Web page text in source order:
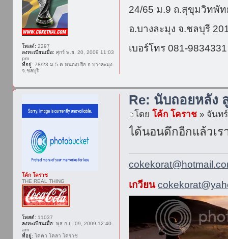
24/65 ม.9 ถ.สุขุมวิทพั
อ.บางละมุง จ.ชลบุรี
เบอร์โทร 081-
โพสต์: 2297
ลงทะเบียนเมื่อ: ศุกร์ พ.ย. 20, 2009 11:03
pm
ที่อยู่: 78/23 ม.5 ต.หนองปรือ อ.บางละมุง
จ.ชลบุรี
Re: นับถอยหลัง
โดยโค้ก โคราช » จันท
ได้นอนดึกอีกแล้วเร
เกวียน
โค้ก โคราช
THE REAL THING
โพสต์: 11037
ลงทะเบียนเมื่อ: พุธ ก.ย. 09, 2009 12:40
am
ที่อยู่: โคคา โคลา โคราช